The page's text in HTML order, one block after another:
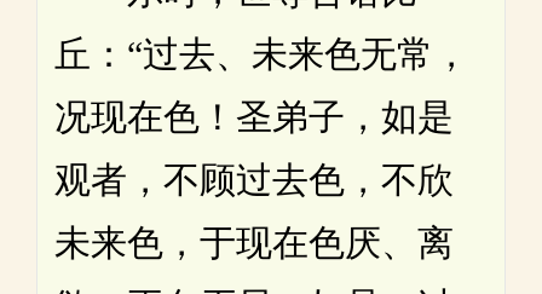
丘：“过去、未来色无常，
况现在色！圣弟子，如是
观者，不顾过去色，不欣
未来色，于现在色厌、离